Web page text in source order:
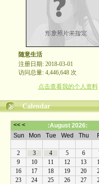
随意生活
注册日期: 2018-03-01
访问总量: 4,446,648 次
点击查看我的个人资料
Calendar